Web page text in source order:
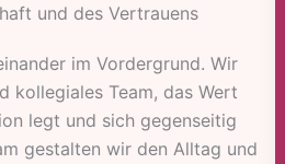
und des Vertrauens
im Vordergrund. Wir
kollegiales Team, das Wert
legt und sich gegenseitig
gestalten wir den Alltag und